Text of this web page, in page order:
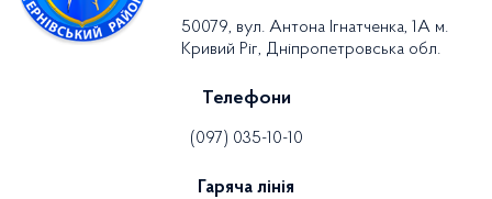
50079, вул. Антона Ігнатченка, 1А м.
Кривий Ріг, Дніпропетровська обл.
Телефони
(097) 035-10-10
Гаряча лінія